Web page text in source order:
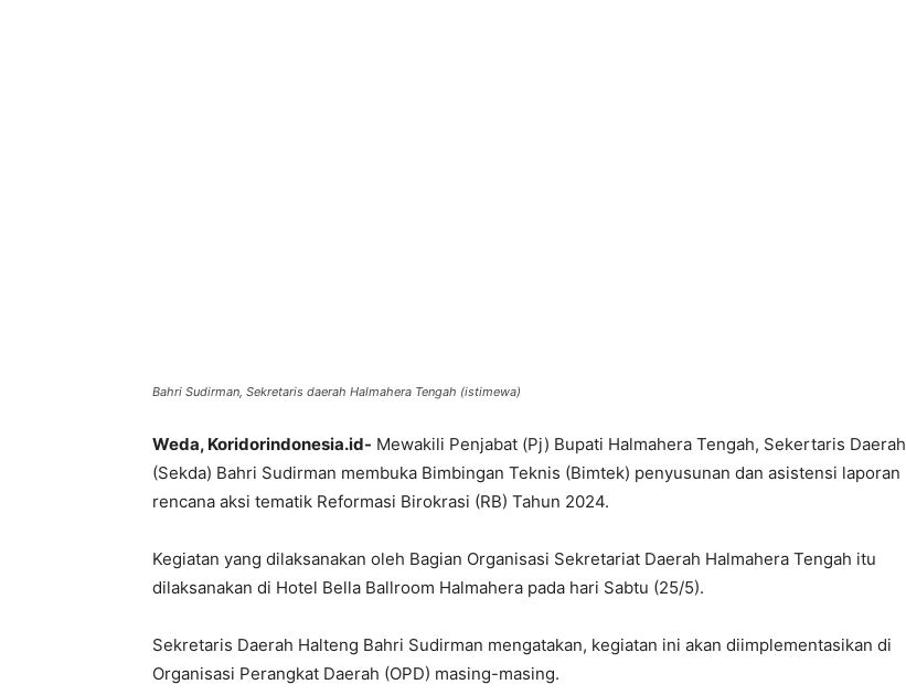
Bahri Sudirman, Sekretaris daerah Halmahera Tengah (istimewa)
Weda, Koridorindonesia.id- Mewakili Penjabat (Pj) Bupati Halmahera Tengah, Sekertaris Daerah
(Sekda) Bahri Sudirman membuka Bimbingan Teknis (Bimtek) penyusunan dan asistensi laporan
rencana aksi tematik Reformasi Birokrasi (RB) Tahun 2024.
Kegiatan yang dilaksanakan oleh Bagian Organisasi Sekretariat Daerah Halmahera Tengah itu
dilaksanakan di Hotel Bella Ballroom Halmahera pada hari Sabtu (25/5).
Sekretaris Daerah Halteng Bahri Sudirman mengatakan, kegiatan ini akan diimplementasikan di
Organisasi Perangkat Daerah (OPD) masing-masing.